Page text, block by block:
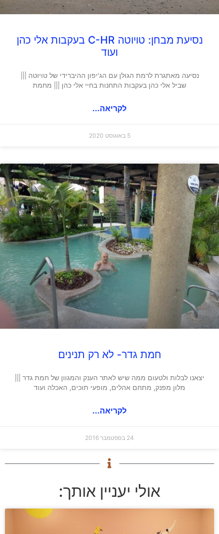
נסיעת מבחן: טויוטה C-HR בעקבות אלי כהן
ועוד
נסיעה מאתגרת לרמת הגולן עם הג'יפון ההיברידי של טויוטה |||
שביל אלי כהן בעקבות התחנות בחיי אלי כהן ||| מחמת
לקריאה...
5 באוגוסט 2020
חמת גדר- לא רק תנינים
יצאנו לבלות ולטעום ממה שיש לאתר הענק והמגוון של חמת גדר |||
מלון מפנק, מתחם אהלים, מופעי תוכים, האכלה ועוד
לקריאה...
24 בספטמבר 2016
אולי יעניין אותך: